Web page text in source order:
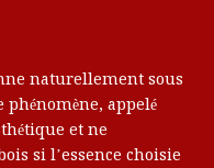
naturellement sous
phénomène, appelé
et ne
si l’essence choisie